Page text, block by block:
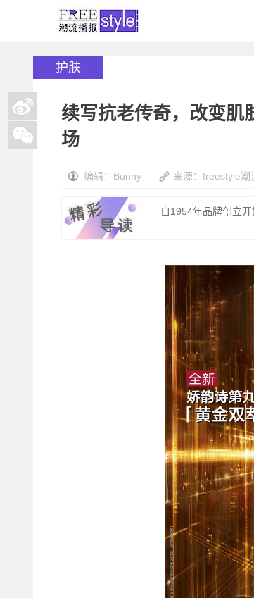
护肤
续写抗老传奇，改变肌
场
编辑：Bunny 来源：freestyle潮
自1954年品牌创立